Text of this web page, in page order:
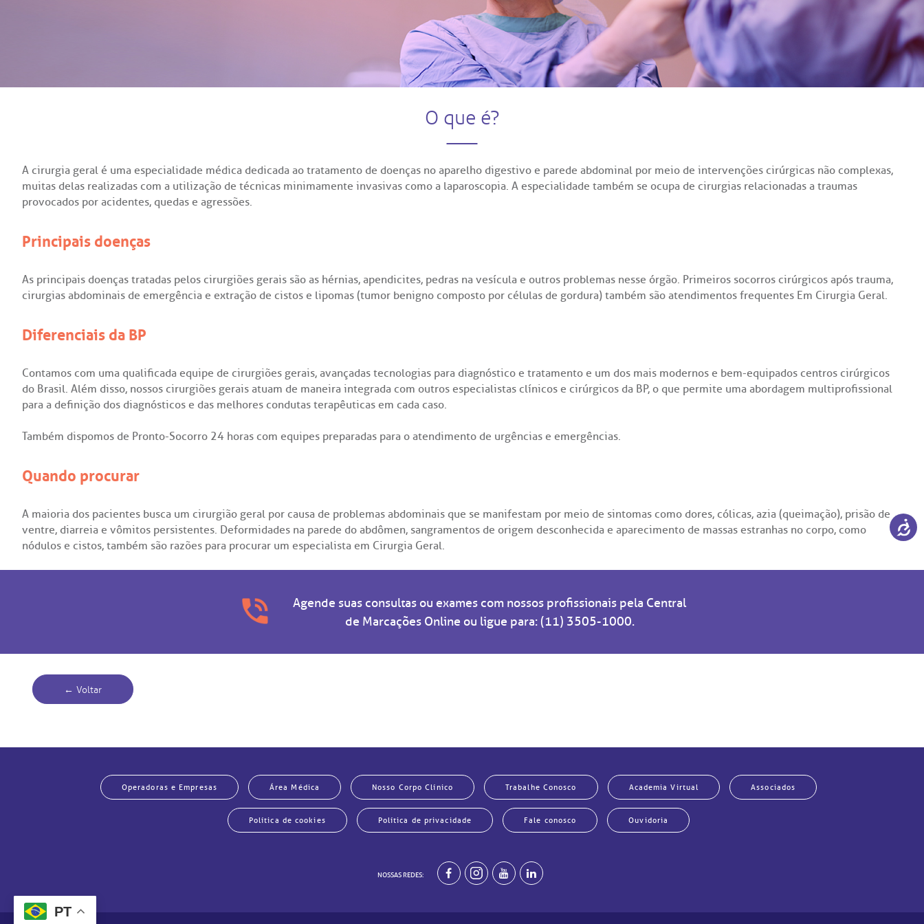
Fale Conosco
Rua Maestro Cardim, 769
CEP: 01323-001 | Bela Vista
São Paulo - SP
Saiba mais
Endereço:
R. Martiniano de Carvalho,
965
CEP: 01323-001 | Bela Vista
Saiba mais
Endereço:
R. Colômbia, 332
CEP: 01438-000 | Jardim
Paulista, São Paulo - SP
Centro de Doenças Autoimunes
Solicitação de veracidade de
atestado
O que é?
A cirurgia geral é uma especialidade médica dedicada ao tratamento de doenças no aparelho digestivo e parede abdominal por meio de intervenções cirúrgicas não complexas,
muitas delas realizadas com a utilização de técnicas minimamente invasivas como a laparoscopia. A especialidade também se ocupa de cirurgias relacionadas a traumas
provocados por acidentes, quedas e agressões.
Principais doenças
As principais doenças tratadas pelos cirurgiões gerais são as hérnias, apendicites, pedras na vesícula e outros problemas nesse órgão. Primeiros socorros cirúrgicos após trauma,
cirurgias abdominais de emergência e extração de cistos e lipomas (tumor benigno composto por células de gordura) também são atendimentos frequentes Em Cirurgia Geral.
Diferenciais da BP
Contamos com uma qualificada equipe de cirurgiões gerais, avançadas tecnologias para diagnóstico e tratamento e um dos mais modernos e bem-equipados centros cirúrgicos
do Brasil. Além disso, nossos cirurgiões gerais atuam de maneira integrada com outros especialistas clínicos e cirúrgicos da BP, o que permite uma abordagem multiprofissional
para a definição dos diagnósticos e das melhores condutas terapêuticas em cada caso.
Também dispomos de Pronto-Socorro 24 horas com equipes preparadas para o atendimento de urgências e emergências.
Quando procurar
A maioria dos pacientes busca um cirurgião geral por causa de problemas abdominais que se manifestam por meio de sintomas como dores, cólicas, azia (queimação), prisão de
ventre, diarreia e vômitos persistentes. Deformidades na parede do abdômen, sangramentos de origem desconhecida e aparecimento de massas estranhas no corpo, como
nódulos e cistos, também são razões para procurar um especialista em Cirurgia Geral.
Agende suas consultas ou exames com nossos profissionais pela Central
de Marcações Online ou ligue para: (11) 3505-1000.
← Voltar
Operadoras e Empresas Área Médica Nosso Corpo Clínico Trabalhe Conosco Academia Virtual Associados
Política de cookies Política de privacidade Fale conosco Ouvidoria
NOSSAS REDES:
PT